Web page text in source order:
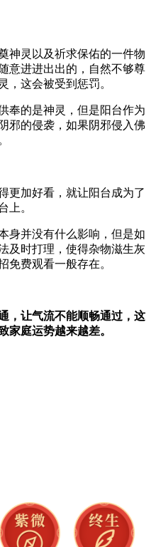
神灵以及祈求保佑的一件物
意进进出出的，自然不够尊
，这会被受到惩罚。
奉的是神灵，但是阳台作为
邪的侵袭，如果阴邪侵入佛
更加好看，就让阳台成为了
上。
身并没有什么影响，但是如
及时打理，使得杂物滋生灰
免费观看一般存在。
，让气流不能顺畅通过，这
家庭运势越来越差。